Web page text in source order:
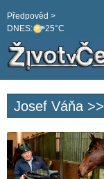
DNES: 25°C
Předpověd >
Josef Váňa >>